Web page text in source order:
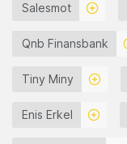
Salesmot
Qnb Finansbank
Tiny Miny
Enis Erkel